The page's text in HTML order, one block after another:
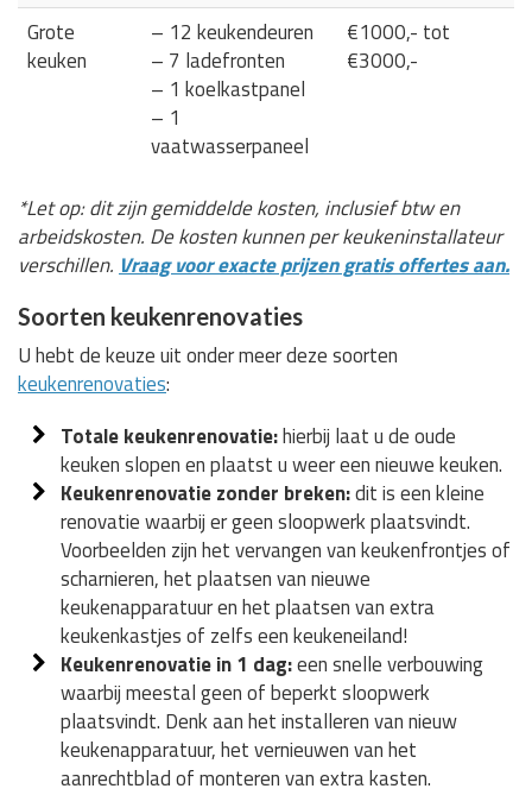
Grote
keuken
– 12 keukendeuren
– 7 ladefronten
– 1 koelkastpanel
– 1
vaatwasserpaneel
€1000,- tot
€3000,-
*Let op: dit zijn gemiddelde kosten, inclusief btw en
arbeidskosten. De kosten kunnen per keukeninstallateur
verschillen. Vraag voor exacte prijzen gratis offertes aan.
Soorten keukenrenovaties
U hebt de keuze uit onder meer deze soorten
keukenrenovaties:
Totale keukenrenovatie:hierbij laat u de oude
keuken slopen en plaatst u weer een nieuwe keuken.
Keukenrenovatie zonder breken:dit is een kleine
renovatie waarbij er geen sloopwerk plaatsvindt.
Voorbeelden zijn het vervangen van keukenfrontjes of
scharnieren, het plaatsen van nieuwe
keukenapparatuur en het plaatsen van extra
keukenkastjes of zelfs een keukeneiland!
Keukenrenovatie in 1 dag:een snelle verbouwing
waarbij meestal geen of beperkt sloopwerk
plaatsvindt. Denk aan het installeren van nieuw
keukenapparatuur, het vernieuwen van het
aanrechtblad of monteren van extra kasten.